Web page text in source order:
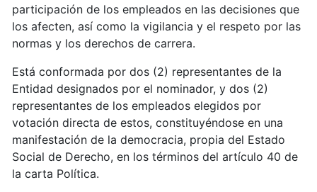
participación de los empleados en las decisiones que
los afecten, así como la vigilancia y el respeto por las
normas y los derechos de carrera.
Está conformada por dos (2) representantes de la
Entidad designados por el nominador, y dos (2)
representantes de los empleados elegidos por
votación directa de estos, constituyéndose en una
manifestación de la democracia, propia del Estado
Social de Derecho, en los términos del artículo 40 de
la carta Política.